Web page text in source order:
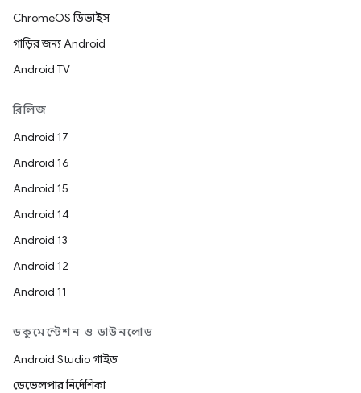
ChromeOS ডিভাইস
গাড়ির জন্য Android
Android TV
রিলিজ
Android 17
Android 16
Android 15
Android 14
Android 13
Android 12
Android 11
ডকুমেন্টেশন ও ডাউনলোড
Android Studio গাইড
ডেভেলপার নির্দেশিকা